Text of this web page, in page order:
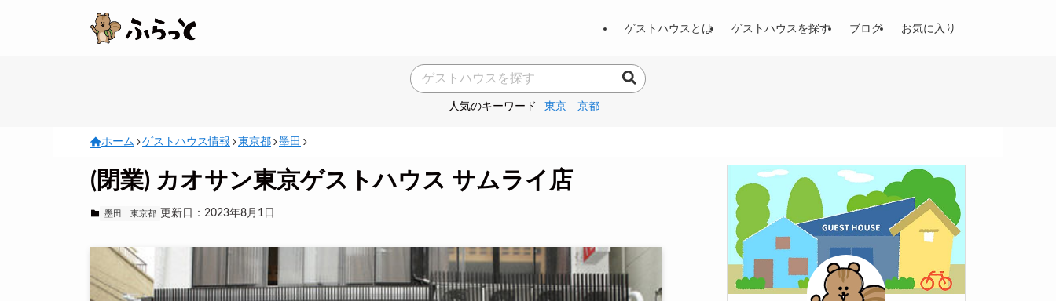
ゲストハウスとは ゲストハウスを探す ブログ お気に入り
人気のキーワード 東京 京都
ホーム ゲストハウス情報 東京都 墨田
(閉業) カオサン東京ゲストハウス サムライ店
墨田 東京都 更新日：2023年8月1日